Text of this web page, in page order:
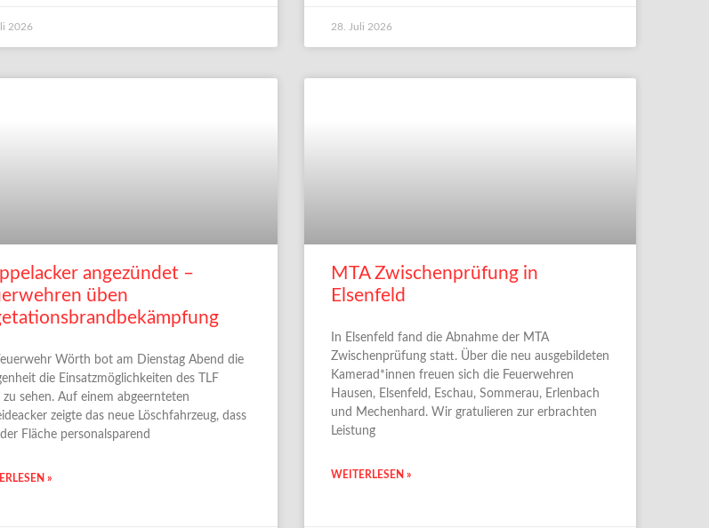
2026 28. Juli 2026
angezündet –
üben
Wörth bot am Dienstag Abend die
die Einsatzmöglichkeiten des TLF
zu sehen. Auf einem abgeernteten
zeigte das neue Löschfahrzeug, dass
Fläche personalsparend
»
MTA Zwischenprüfung in
Elsenfeld
In Elsenfeld fand die Abnahme der MTA
Zwischenprüfung statt. Über die neu ausgebildeten
Kamerad*innen freuen sich die Feuerwehren
Hausen, Elsenfeld, Eschau, Sommerau, Erlenbach
und Mechenhard. Wir gratulieren zur erbrachten
Leistung
WEITERLESEN »